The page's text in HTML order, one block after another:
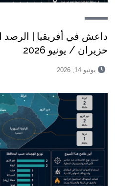
حزيران / يونيو 2026
يونيو 14, 2026